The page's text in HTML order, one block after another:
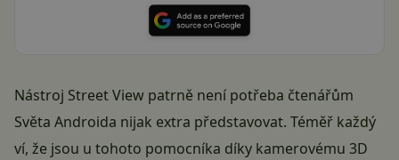
Nástroj Street View patrně není potřeba čtenářům
Světa Androida nijak extra představovat. Téměř každý
ví, že jsou u tohoto pomocníka díky kamerovému 3D